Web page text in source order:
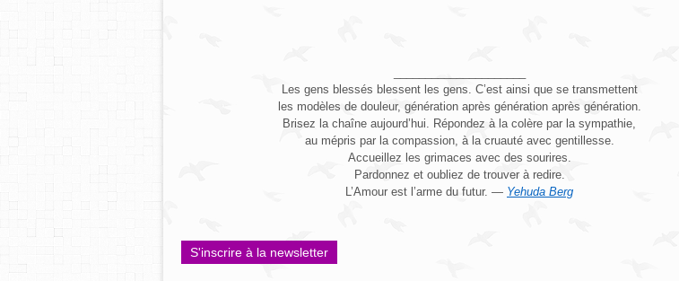
Les gens blessés blessent les gens. C’est ainsi que se transmettent
les modèles de douleur, génération après génération après génération.
Brisez la chaîne aujourd’hui. Répondez à la colère par la sympathie,
au mépris par la compassion, à la cruauté avec gentillesse.
Accueillez les grimaces avec des sourires.
Pardonnez et oubliez de trouver à redire.
L’Amour est l’arme du futur. — Yehuda Berg
S'inscrire à la newsletter